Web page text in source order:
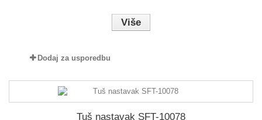
Više
Dodaj za usporedbu
Tuš nastavak SFT-10078